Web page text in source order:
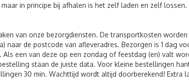
in principe bij afhalen is het zelf laden en zelf lossen.
van onze bezorgdiensten. De transportkosten
naar de postcode van afleveradres. Bezorgen is 1 dag
Als een van deze op een zondag of feestdag (en) valt
staan de juiste data. Voor kleine bestellingen
30 min. Wachttijd wordt altijd doorberekend! Extra